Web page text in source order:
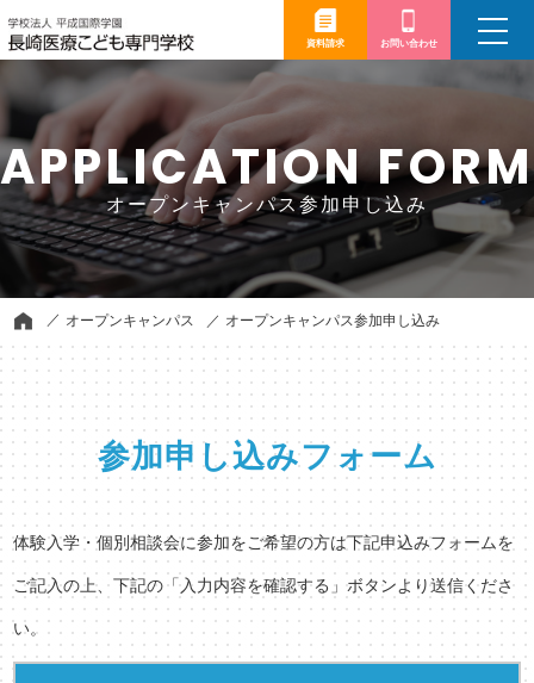
資料請求 お問い合わせ
toggle
APPLICATION FORM
オープンキャンパス参加申し込み
オープンキャンパス オープンキャンパス参加申し込み
参加申し込みフォーム
体験入学・個別相談会に参加をご希望の方は下記申込みフォームを
ご記入の上、下記の「入力内容を確認する」ボタンより送信くださ
い。